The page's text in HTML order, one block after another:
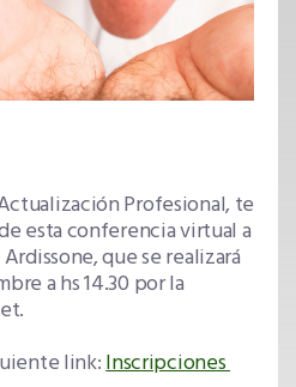
Profesional, te
esta conferencia virtual a
que se realizará
a hs 14.30 por la
link:Inscripciones